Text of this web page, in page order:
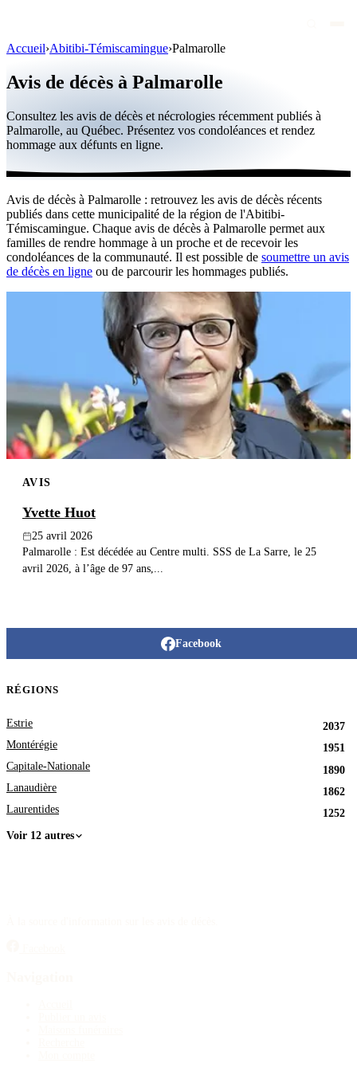
Personnalités publiques
Québec
Canada
International
Par région
Par ville
Maisons funéraires
Publier un avis
Recherche
Accueil›Abitibi-Témiscamingue›Palmarolle
Avis de décès à Palmarolle
Consultez les avis de décès et nécrologies récemment publiés à
Palmarolle, au Québec. Présentez vos condoléances et rendez
hommage aux défunts en ligne.
Avis de décès à Palmarolle : retrouvez les avis de décès récents
publiés dans cette municipalité de la région de l'Abitibi-
Témiscamingue. Chaque avis de décès à Palmarolle permet aux
familles de rendre hommage à un proche et de recevoir les
condoléances de la communauté. Il est possible de soumettre un avis
de décès en ligne ou de parcourir les hommages publiés.
AVIS
Yvette Huot
25 avril 2026
Palmarolle : Est décédée au Centre multi. SSS de La Sarre, le 25
avril 2026, à l’âge de 97 ans,...
Facebook
RÉGIONS
Estrie
2037
Montérégie
1951
Capitale-Nationale
1890
Lanaudière
1862
Laurentides
1252
Voir 12 autres